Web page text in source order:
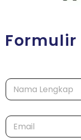
N
a
m
*E
m